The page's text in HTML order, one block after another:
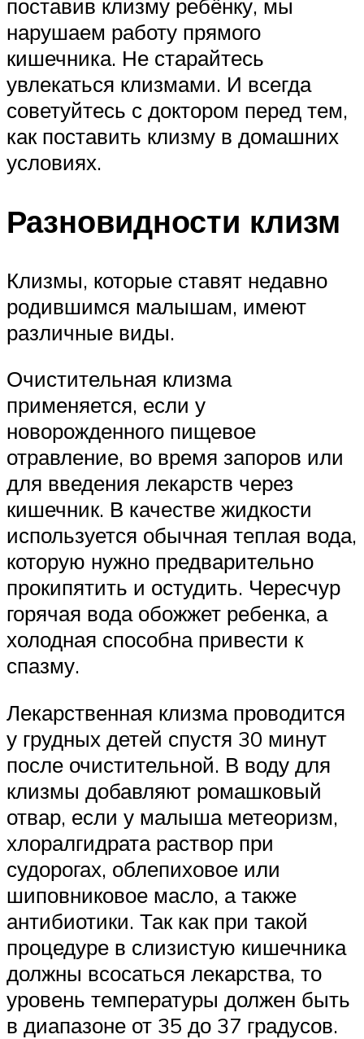
поставив клизму ребёнку, мы
нарушаем работу прямого
кишечника. Не старайтесь
увлекаться клизмами. И всегда
советуйтесь с доктором перед тем,
как поставить клизму в домашних
условиях.
Разновидности клизм
Клизмы, которые ставят недавно
родившимся малышам, имеют
различные виды.
Очистительная клизма
применяется, если у
новорожденного пищевое
отравление, во время запоров или
для введения лекарств через
кишечник. В качестве жидкости
используется обычная теплая вода,
которую нужно предварительно
прокипятить и остудить. Чересчур
горячая вода обожжет ребенка, а
холодная способна привести к
спазму.
Лекарственная клизма проводится
у грудных детей спустя 30 минут
после очистительной. В воду для
клизмы добавляют ромашковый
отвар, если у малыша метеоризм,
хлоралгидрата раствор при
судорогах, облепиховое или
шиповниковое масло, а также
антибиотики. Так как при такой
процедуре в слизистую кишечника
должны всосаться лекарства, то
уровень температуры должен быть
в диапазоне от 35 до 37 градусов.